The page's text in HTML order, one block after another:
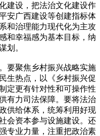
建设，把法治文化建设作
安广西建设等创建指标体
和治理能力现代化为主攻
和幸福感为基本目标，纳
划。
聚焦乡村振兴战略实施
生热点，以《乡村振兴促
定更有针对性和可操作性
有力司法保障。要将法治
供给体系，统筹利用好现
会资本参与设施建设。还
专业力量，注重把政治素